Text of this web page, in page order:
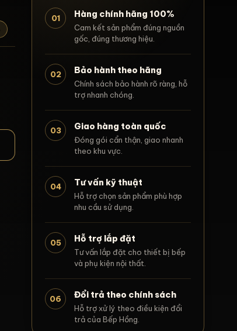
01 Hàng chính hãng 100%
Cam kết sản phẩm đúng nguồn
gốc, đúng thương hiệu.
02 Bảo hành theo hãng
Chính sách bảo hành rõ ràng, hỗ
trợ nhanh chóng.
03 Giao hàng toàn quốc
Đóng gói cẩn thận, giao nhanh
theo khu vực.
04 Tư vấn kỹ thuật
Hỗ trợ chọn sản phẩm phù hợp
nhu cầu sử dụng.
05 Hỗ trợ lắp đặt
Tư vấn lắp đặt cho thiết bị bếp
và phụ kiện nội thất.
06 Đổi trả theo chính sách
Hỗ trợ xử lý theo điều kiện đổi
trả của Bếp Hồng.